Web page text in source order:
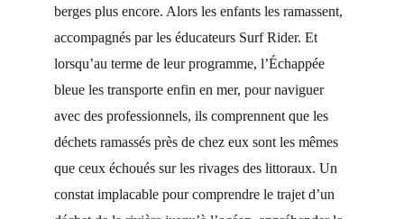
berges plus encore. Alors les enfants les ramassent,
accompagnés par les éducateurs Surf Rider. Et
lorsqu’au terme de leur programme, l’Échappée
bleue les transporte enfin en mer, pour naviguer
avec des professionnels, ils comprennent que les
déchets ramassés près de chez eux sont les mêmes
que ceux échoués sur les rivages des littoraux. Un
constat implacable pour comprendre le trajet d’un